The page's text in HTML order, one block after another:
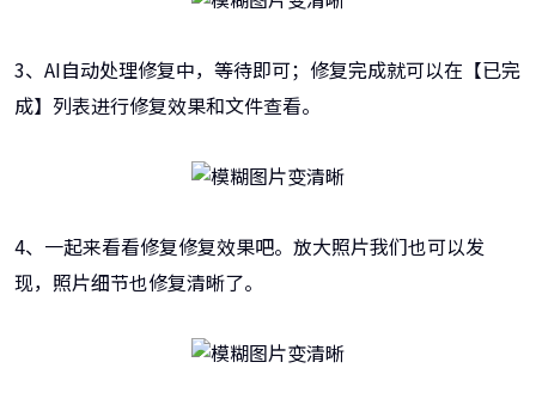
3、AI自动处理修复中，等待即可；修复完成就可以在【已完
成】列表进行修复效果和文件查看。
4、一起来看看修复修复效果吧。放大照片我们也可以发
现，照片细节也修复清晰了。